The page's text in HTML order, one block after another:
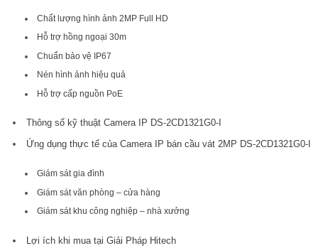
Chất lượng hình ảnh 2MP Full HD
Hỗ trợ hồng ngoại 30m
Chuẩn bảo vệ IP67
Nén hình ảnh hiệu quả
Hỗ trợ cấp nguồn PoE
Thông số kỹ thuật Camera IP DS-2CD1321G0-I
Ứng dụng thực tế của Camera IP bán cầu vát 2MP DS-2CD1321G0-I
Giám sát gia đình
Giám sát văn phòng – cửa hàng
Giám sát khu công nghiệp – nhà xưởng
Lợi ích khi mua tại Giải Pháp Hitech